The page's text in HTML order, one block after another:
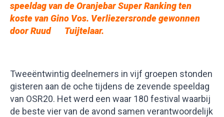
speeldag van de Oranjebar Super Ranking ten
koste van Gino Vos. Verliezersronde gewonnen
door Ruud Tuijtelaar.
Tweeëntwintig deelnemers in vijf groepen stonden
gisteren aan de oche tijdens de zevende speeldag
van OSR20. Het werd een waar 180 festival waarbij
de beste vier van de avond samen verantwoordelijk